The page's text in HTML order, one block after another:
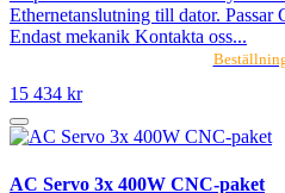
Ethernetanslutning till dator.
Endast mekanik Kontakta oss...
15 434 kr
AC Servo 3x 400W CNC-paket